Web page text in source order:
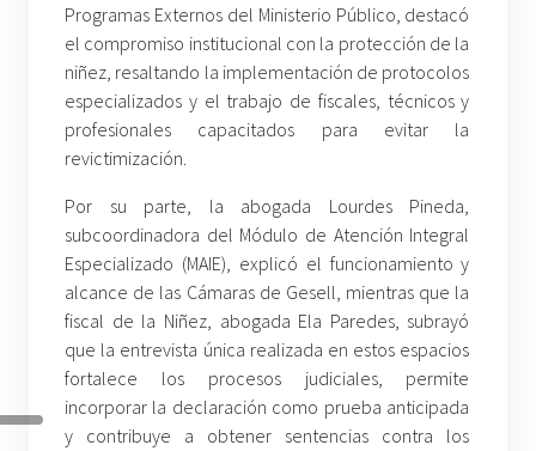
Programas Externos del Ministerio Público, destacó
el compromiso institucional con la protección de la
niñez, resaltando la implementación de protocolos
especializados y el trabajo de fiscales, técnicos y
profesionales capacitados para evitar la
revictimización.
Por su parte, la abogada Lourdes Pineda,
subcoordinadora del Módulo de Atención Integral
Especializado (MAIE), explicó el funcionamiento y
alcance de las Cámaras de Gesell, mientras que la
fiscal de la Niñez, abogada Ela Paredes, subrayó
que la entrevista única realizada en estos espacios
fortalece los procesos judiciales, permite
incorporar la declaración como prueba anticipada
y contribuye a obtener sentencias contra los